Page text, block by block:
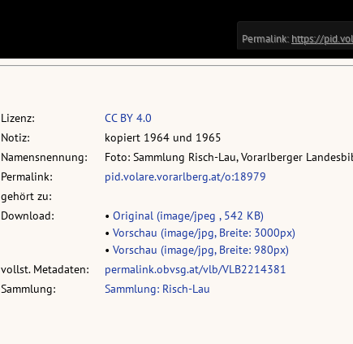
Lizenz:
CC BY 4.0
Notiz:
kopiert 1964 und 1965
Namensnennung:
Foto: Sammlung Risch-Lau, Vorarlberger
Permalink:
pid.volare.vorarlberg.at/o:18979
gehört zu:
Download:
• Original (image/jpeg , 542 KB)
• Vorschau (image/jpg, Breite: 3000px)
• Vorschau (image/jpg, Breite: 980px)
vollst. Metadaten:
permalink.obvsg.at/vlb/VLB2214381
Sammlung:
Sammlung: Risch-Lau